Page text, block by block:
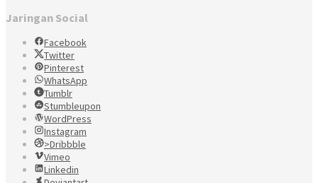
Jaringan Social
Facebook
Twitter
Pinterest
WhatsApp
Tumblr
Stumbleupon
WordPress
Instagram
>Dribbble
Vimeo
Linkedin